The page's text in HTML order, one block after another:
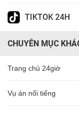
TIKTOK 24H
CHUYÊN MỤC
Trang chủ 24giờ
Vụ án nổi tiếng